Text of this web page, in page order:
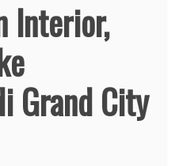
Interior,
Grand City